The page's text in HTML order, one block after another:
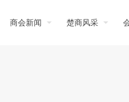
商会新闻 楚商风采